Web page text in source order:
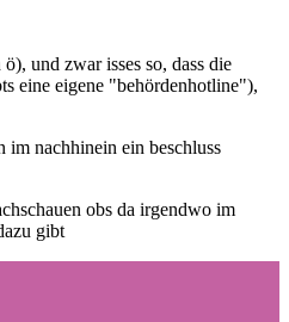
und zwar isses so, dass die
eine eigene "behördenhotline"),
im nachhinein ein beschluss
obs da irgendwo im
gibt